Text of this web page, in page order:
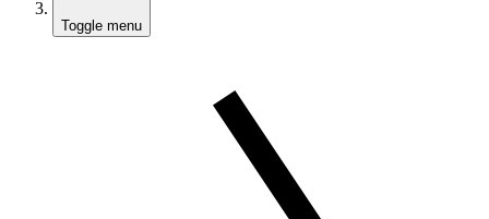
Toggle menu